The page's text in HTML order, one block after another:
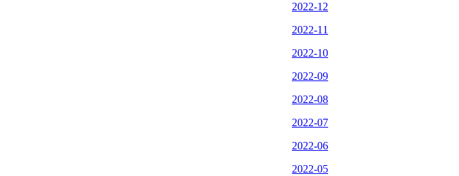
2022-12
2022-11
2022-10
2022-09
2022-08
2022-07
2022-06
2022-05